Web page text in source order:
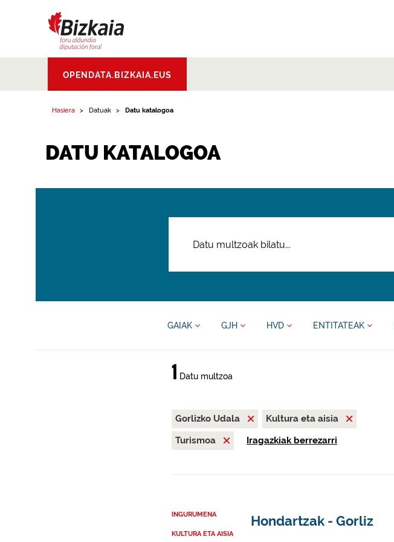
Aldundia.Diputacion
Foral de Bizkaia
OPENDATA.BIZKAIA.EUS
Hasiera Datuak Datu katalogoa
DATU KATALOGOA
GAIAK GJH HVD ENTITATEAK
1 Datu multzoa
Gorlizko Udala
Kultura eta aisia
Turismoa
Iragazkiak berrezarri
INGURUMENA
KULTURA ETA AISIA
Hondartzak - Gorliz